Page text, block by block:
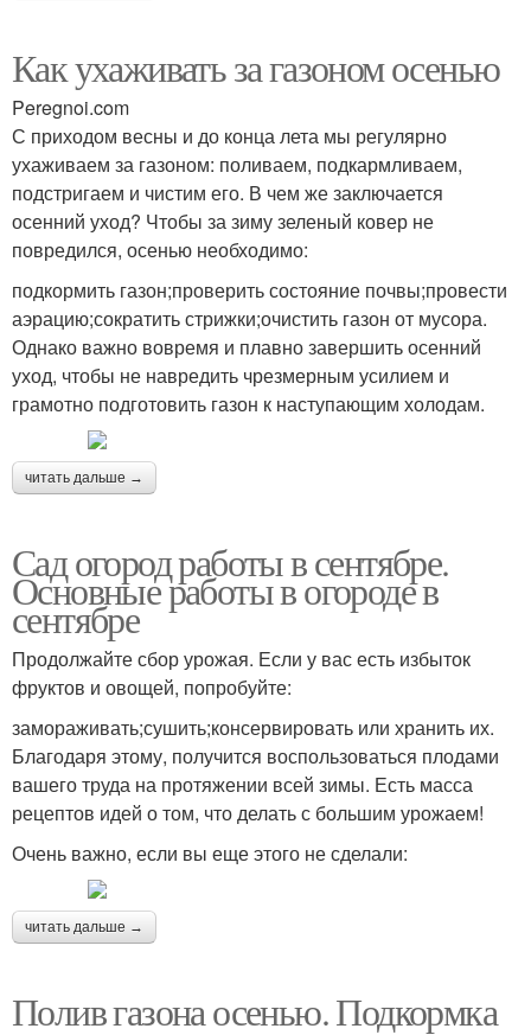
Как ухаживать за газоном осенью
Peregnoi.com
С приходом весны и до конца лета мы регулярно
ухаживаем за газоном: поливаем, подкармливаем,
подстригаем и чистим его. В чем же заключается
осенний уход? Чтобы за зиму зеленый ковер не
повредился, осенью необходимо:
подкормить газон;проверить состояние почвы;провести
аэрацию;сократить стрижки;очистить газон от мусора.
Однако важно вовремя и плавно завершить осенний
уход, чтобы не навредить чрезмерным усилием и
грамотно подготовить газон к наступающим холодам.
читать дальше →
Сад огород работы в сентябре.
Основные работы в огороде в
сентябре
Продолжайте сбор урожая. Если у вас есть избыток
фруктов и овощей, попробуйте:
замораживать;сушить;консервировать или хранить их.
Благодаря этому, получится воспользоваться плодами
вашего труда на протяжении всей зимы. Есть масса
рецептов идей о том, что делать с большим урожаем!
Очень важно, если вы еще этого не сделали:
читать дальше →
Полив газона осенью. Подкормка